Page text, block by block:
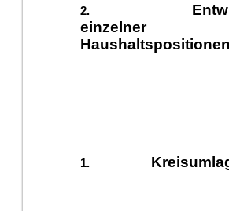
einzelner
Haushaltspositionen